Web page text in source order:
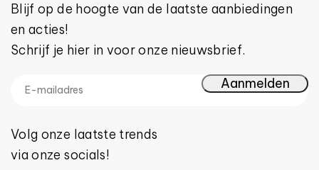
Blijf op de hoogte van de laatste aanbiedingen
en acties!
Schrijf je hier in voor onze nieuwsbrief.
Volg onze laatste trends
via onze socials!